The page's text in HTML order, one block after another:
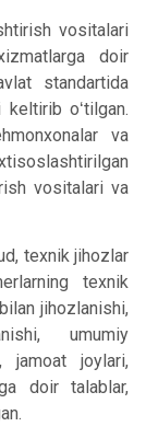
vositalari
doir
standartida
oʻtilgan.
va
vositalari va
texnik jihozlar
texnik
jihozlanishi,
umumiy
jamoat joylari,
doir talablar,